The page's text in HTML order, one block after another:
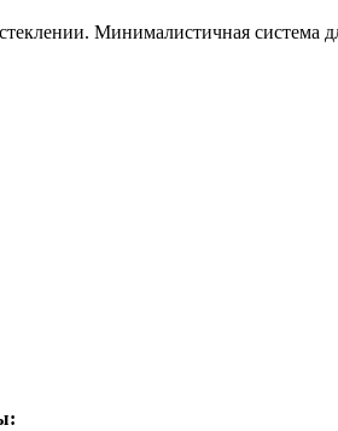
Минималистичная система